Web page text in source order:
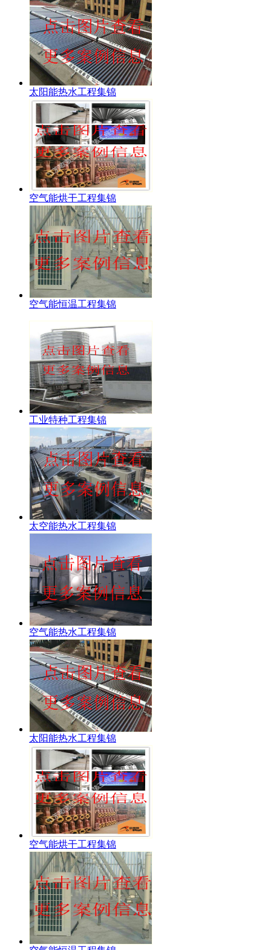
太阳能热水工程集锦
空气能烘干工程集锦
空气能恒温工程集锦
工业特种工程集锦
太空能热水工程集锦
空气能热水工程集锦
太阳能热水工程集锦
空气能烘干工程集锦